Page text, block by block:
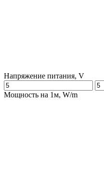
Напряжение питания, V
Мощность на 1м, W/m